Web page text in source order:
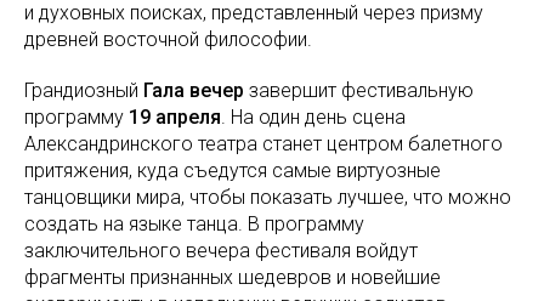
и духовных поисках, представленный через призму
древней восточной философии.
Грандиозный Гала вечер завершит фестивальную
программу 19 апреля. На один день сцена
Александринского театра станет центром балетного
притяжения, куда съедутся самые виртуозные
танцовщики мира, чтобы показать лучшее, что можно
создать на языке танца. В программу
заключительного вечера фестиваля войдут
фрагменты признанных шедевров и новейшие